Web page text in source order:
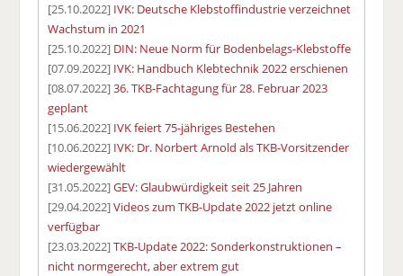
[25.10.2022] IVK: Deutsche Klebstoffindustrie verzeichnet
Wachstum in 2021
[25.10.2022] DIN: Neue Norm für Bodenbelags-Klebstoffe
[07.09.2022] IVK: Handbuch Klebtechnik 2022 erschienen
[08.07.2022]36. TKB-Fachtagung für 28. Februar 2023
geplant
[15.06.2022] IVK feiert 75-jähriges Bestehen
[10.06.2022] IVK: Dr. Norbert Arnold als TKB-Vorsitzender
wiedergewählt
[31.05.2022]GEV: Glaubwürdigkeit seit 25 Jahren
[29.04.2022]Videos zum TKB-Update 2022 jetzt online
verfügbar
[23.03.2022]TKB-Update 2022: Sonderkonstruktionen –
nicht normgerecht, aber extrem gut